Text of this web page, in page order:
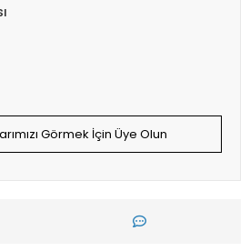
Görmek İçin Üye Olun